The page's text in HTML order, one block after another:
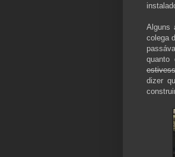
Alguns
colega
dizer